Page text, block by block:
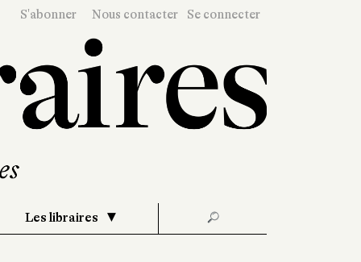
S'abonner Nous contacter Se connecter
Les libraires 🔎